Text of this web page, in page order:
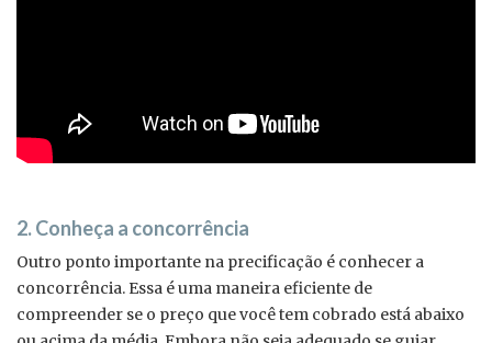
2. Conheça a concorrência
Outro ponto importante na precificação é conhecer a
concorrência. Essa é uma maneira eficiente de
compreender se o preço que você tem cobrado está abaixo